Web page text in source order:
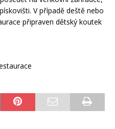
V případě deště nebo
připraven dětský koutek